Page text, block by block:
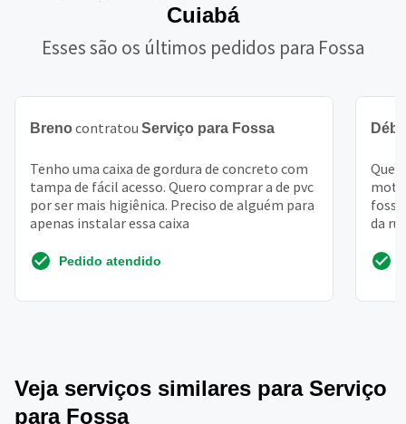
Cuiabá
Esses são os últimos pedidos para Fossa
Breno contratou Serviço para Fossa
Tenho uma caixa de gordura de concreto com
tampa de fácil acesso. Quero comprar a de pvc
por ser mais higiênica. Preciso de alguém para
apenas instalar essa caixa
Pedido atendido
da
Veja serviços similares para Serviço
para Fossa